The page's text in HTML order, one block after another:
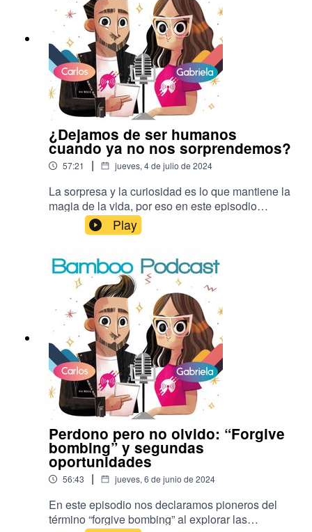
¿Dejamos de ser humanos
cuando ya no nos sorprendemos?
57:21 | jueves, 4 de julio de 2024
La sorpresa y la curiosidad es lo que mantiene la
magia de la vida, por eso en este episodio
hablamos de aquellas cosas que nos
sorprenden por más obvias que parezcan.
exótico, todas aquellas sorpresas que sacan lo
mejor (y lo peor) de la humanidad.
Acompáñanos en este episodio para explorar
juntos el universo que compone nuestro cuerpo y
mente.
Play
Perdono pero no olvido: “Forgive
bombing” y segundas
oportunidades
56:43 | jueves, 6 de junio de 2024
En este episodio nos declaramos pioneros del
término “forgive bombing” al explorar las